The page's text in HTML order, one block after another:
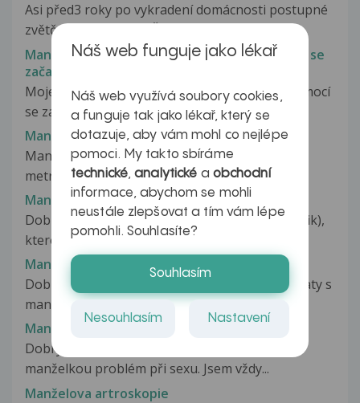
Asi před3 roky po vykradení domácnosti postupné
zvětčování demence. Žijeme společnějen...
Manželka 80 let, trpící Alzheimerovou nemocí se
začala v noci i přes den pomočovat
Moje manželka 80 let, trpící Alzheimerovou nemocí
se začala v noci i přes den...
Manželka dostala injekci ...
Manželka dostala injekci na zanět šlachy depo
metrazol 20mg s mesocainem kojí...
Manželka má kožní problémy
Dobrý den, manželka má kožní problémy (atopik),
které jí trápí prakticky od...
Manželka odmítá sex
Dobry den.mam trosku vacsi problem.som zenaty s
manzelkov sme spolu osem rokov..nikdy...
Manželka si pomáhá ....
Dobrý den. Již nějakou dobu máme doma s
manželkou problém při sexu. Jsem vždy...
Manželova artroskopie
Náš web funguje jako lékař
Náš web využívá soubory cookies,
a funguje tak jako lékař, který se
dotazuje, aby vám mohl co nejlépe
pomoci. My takto sbíráme
technické,analytické a obchodní
informace, abychom se mohli
neustále zlepšovat a tím vám lépe
pomohli. Souhlasíte?
Souhlasím
Nesouhlasím Nastavení